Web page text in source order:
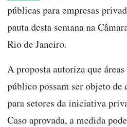
públicas para empresas
pauta desta semana na
Rio de Janeiro.
A proposta autoriza que
público possam ser objeto de
para setores da iniciativa
Caso aprovada, a medida